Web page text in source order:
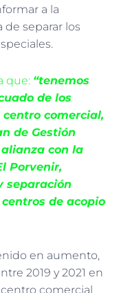
a la
separar los
que: “tenemos
de los
comercial,
de Gestión
con la
Porvenir,
separación
de acopio
en aumento,
2019 y 2021 en
comercial